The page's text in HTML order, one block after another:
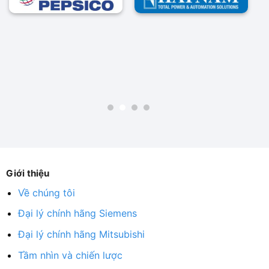
Giới thiệu
Về chúng tôi
Đại lý chính hãng Siemens
Đại lý chính hãng Mitsubishi
Tầm nhìn và chiến lược